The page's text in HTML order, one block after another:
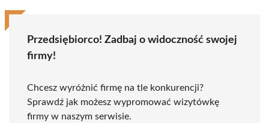
Przedsiębiorco! Zadbaj o widoczność swojej
firmy!
Chcesz wyróżnić firmę na tle konkurencji?
Sprawdź jak możesz wypromować wizytówkę
firmy w naszym serwisie.